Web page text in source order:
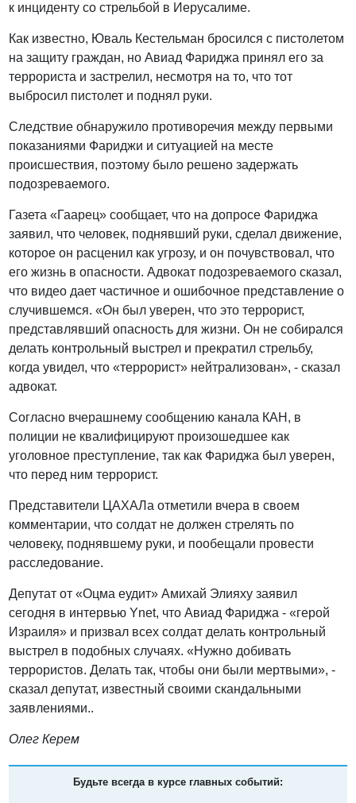
к инциденту со стрельбой в Иерусалиме.
Как известно, Юваль Кестельман бросился с пистолетом
на защиту граждан, но Авиад Фариджа принял его за
террориста и застрелил, несмотря на то, что тот
выбросил пистолет и поднял руки.
Следствие обнаружило противоречия между первыми
показаниями Фариджи и ситуацией на месте
происшествия, поэтому было решено задержать
подозреваемого.
Газета «Гаарец» сообщает, что на допросе Фариджа
заявил, что человек, поднявший руки, сделал движение,
которое он расценил как угрозу, и он почувствовал, что
его жизнь в опасности. Адвокат подозреваемого сказал,
что видео дает частичное и ошибочное представление о
случившемся. «Он был уверен, что это террорист,
представлявший опасность для жизни. Он не собирался
делать контрольный выстрел и прекратил стрельбу,
когда увидел, что «террорист» нейтрализован», - сказал
адвокат.
Согласно вчерашнему сообщению канала КАН, в
полиции не квалифицируют произошедшее как
уголовное преступление, так как Фариджа был уверен,
что перед ним террорист.
Представители ЦАХАЛа отметили вчера в своем
комментарии, что солдат не должен стрелять по
человеку, поднявшему руки, и пообещали провести
расследование.
Депутат от «Оцма еудит» Амихай Элияху заявил
сегодня в интервью Ynet, что Авиад Фариджа - «герой
Израиля» и призвал всех солдат делать контрольный
выстрел в подобных случаях. «Нужно добивать
террористов. Делать так, чтобы они были мертвыми», -
сказал депутат, известный своими скандальными
заявлениями..
Олег Керем
Будьте всегда в курсе главных событий: